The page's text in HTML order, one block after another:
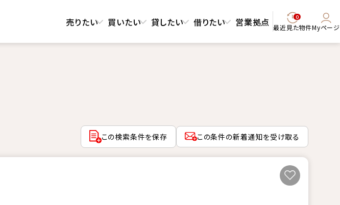
売りたい 買いたい 貸したい 借りたい 営業拠点 0
最近見た物件Myページ
この検索条件を保存 この条件の新着通知を受け取る